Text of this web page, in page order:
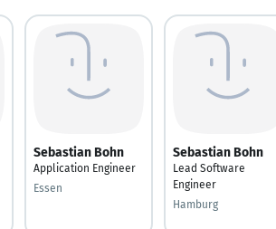
Sebastian Bohn
Application Engineer
Essen
Sebastian Bohn
Lead Software
Engineer
Hamburg